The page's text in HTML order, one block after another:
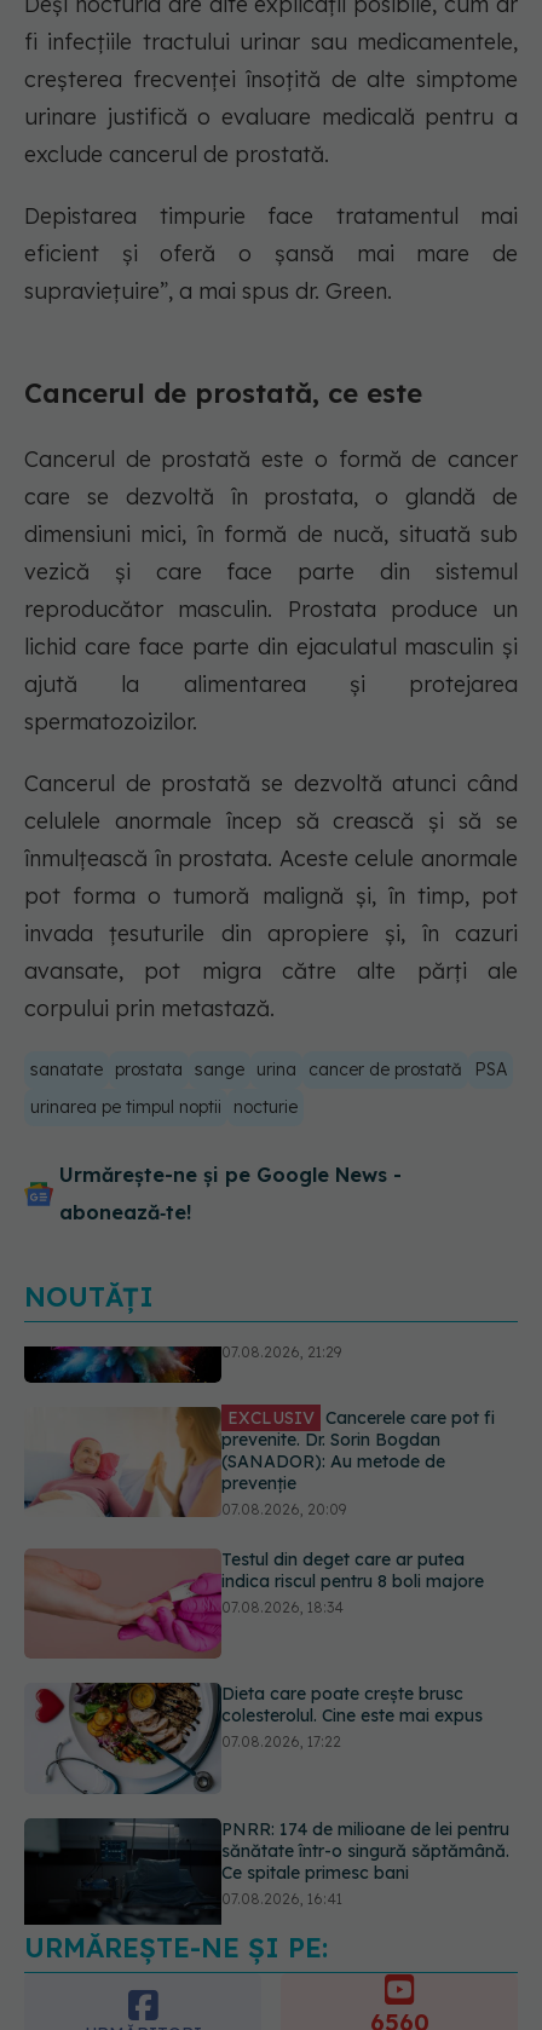
fi infecțiile tractului urinar sau medicamentele,
creșterea frecvenței însoțită de alte simptome
urinare justifică o evaluare medicală pentru a
exclude cancerul de prostată.
Depistarea timpurie face tratamentul mai
eficient și oferă o șansă mai mare de
supraviețuire”, a mai spus dr. Green.
Cancerul de prostată, ce este
Cancerul de prostată este o formă de cancer
care se dezvoltă în prostata, o glandă de
dimensiuni mici, în formă de nucă, situată sub
vezică și care face parte din sistemul
reproducător masculin. Prostata produce un
lichid care face parte din ejaculatul masculin și
ajută la alimentarea și protejarea
spermatozoizilor.
Cancerul de prostată se dezvoltă atunci când
celulele anormale încep să crească și să se
înmulțească în prostata. Aceste celule anormale
pot forma o tumoră malignă și, în timp, pot
invada țesuturile din apropiere și, în cazuri
avansate, pot migra către alte părți ale
corpului prin metastază.
sanatate prostata sange urina cancer de prostată
PSA
urinarea pe timpul noptii
nocturie
Urmărește-ne și pe Google News -
abonează‑te!
NOUTĂȚI
prevenite. Dr. Sorin Bogdan
(SANADOR): Au metode de
prevenție
07.08.2026, 20:09
Testul din deget care ar putea
07.08.2026, 18:34
07.08.2026, 17:22
Ce spitale primesc bani
07.08.2026, 16:41
despre vârsta pe care o ai. Care
este "codul cromatic" al generațiilor
URMĂREȘTE-NE ȘI PE:
URMĂRITORI 6560
ABONAȚI